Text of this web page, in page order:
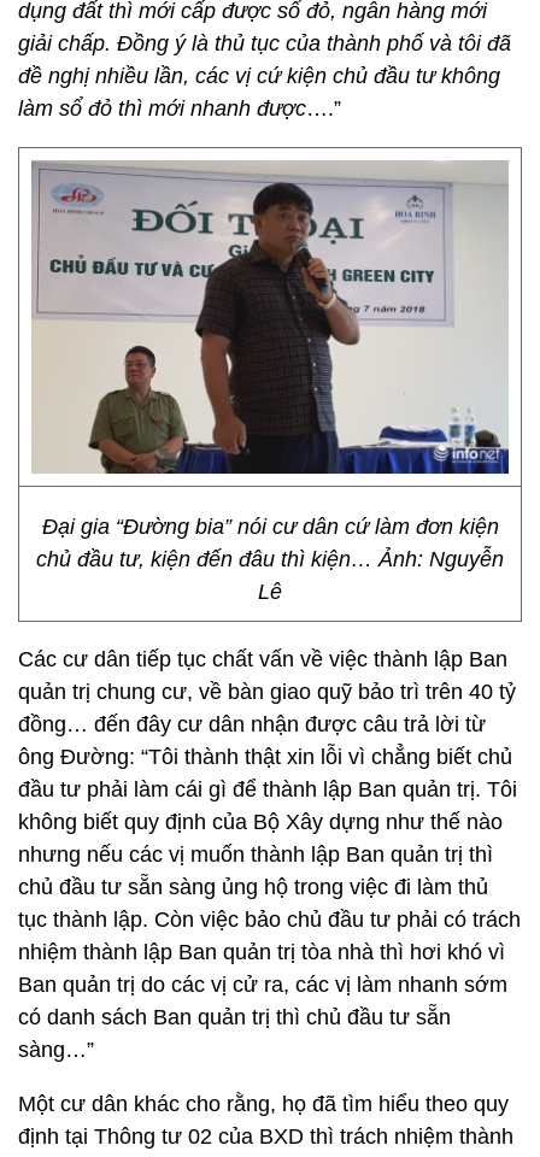
dụng đất thì mới cấp được sổ đỏ, ngân hàng mới
giải chấp. Đồng ý là thủ tục của thành phố và tôi đã
đề nghị nhiều lần, các vị cứ kiện chủ đầu tư không
làm sổ đỏ thì mới nhanh được….”
Đại gia “Đường bia” nói cư dân cứ làm đơn kiện
chủ đầu tư, kiện đến đâu thì kiện… Ảnh: Nguyễn
Lê
Các cư dân tiếp tục chất vấn về việc thành lập Ban
quản trị chung cư, về bàn giao quỹ bảo trì trên 40 tỷ
đồng… đến đây cư dân nhận được câu trả lời từ
ông Đường: “Tôi thành thật xin lỗi vì chẳng biết chủ
đầu tư phải làm cái gì để thành lập Ban quản trị. Tôi
không biết quy định của Bộ Xây dựng như thế nào
nhưng nếu các vị muốn thành lập Ban quản trị thì
chủ đầu tư sẵn sàng ủng hộ trong việc đi làm thủ
tục thành lập. Còn việc bảo chủ đầu tư phải có trách
nhiệm thành lập Ban quản trị tòa nhà thì hơi khó vì
Ban quản trị do các vị cử ra, các vị làm nhanh sớm
có danh sách Ban quản trị thì chủ đầu tư sẵn
sàng…”
Một cư dân khác cho rằng, họ đã tìm hiểu theo quy
định tại Thông tư 02 của BXD thì trách nhiệm thành